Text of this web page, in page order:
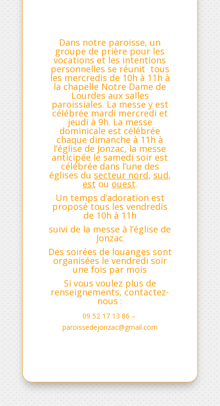
Dans notre paroisse, un
groupe de prière pour les
vocations et les intentions
personnelles se réunit tous
les mercredis de 10h à 11h à
la chapelle Notre Dame de
Lourdes aux salles
paroissiales. La messe y est
célébrée mardi mercredi et
jeudi à 9h. La messe
dominicale est célébrée
chaque dimanche à 11h à
l’église de Jonzac, la messe
anticipée le samedi soir est
célébrée dans l’une des
églises du secteur nord, sud,
est ou ouest.
Un temps d’adoration est
proposé tous les vendredis
de 10h à 11h
suivi de la messe à l’église de
Jonzac
Des soirées de louanges sont
organisées le vendredi soir
une fois par mois
Si vous voulez plus de
renseignements, contactez-
nous :
09 52 17 13 86 –
paroissedejonzac@gmail.com